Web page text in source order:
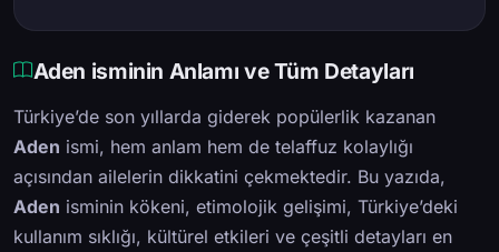
Aden isminin Anlamı ve Tüm Detayları
Türkiye’de son yıllarda giderek popülerlik kazanan
Aden ismi, hem anlam hem de telaffuz kolaylığı
açısından ailelerin dikkatini çekmektedir. Bu yazıda,
Aden isminin kökeni, etimolojik gelişimi, Türkiye’deki
kullanım sıklığı, kültürel etkileri ve çeşitli detayları en